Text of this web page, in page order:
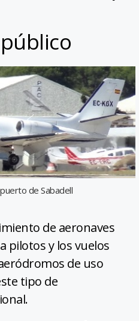
de Sabadell
de aeronaves
pilotos y los vuelos
de uso
tipo de